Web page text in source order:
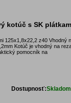
kotúč s SK
125x1,8x22,2 z40 Vhodný
Kotúč je vhodný na
pomocník na
Dostupnosť: